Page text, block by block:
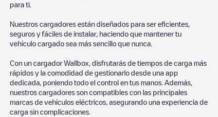
para ti.
Nuestros cargadores están diseñados para ser eficientes,
seguros y fáciles de instalar, haciendo que mantener tu
vehículo cargado sea más sencillo que nunca.
Con un cargador Wallbox, disfrutarás de tiempos de carga más
rápidos y la comodidad de gestionarlo desde una app
dedicada, poniendo todo el control en tus manos. Además,
nuestros cargadores son compatibles con las principales
marcas de vehículos eléctricos, asegurando una experiencia de
carga sin complicaciones.